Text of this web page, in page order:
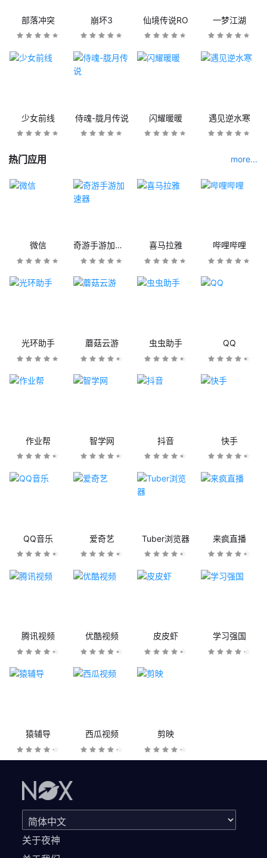
部落冲突 崩坏3 仙境传说RO 一梦江湖
少女前线 侍魂-胧月传说 闪耀暖暖 遇见逆水寒
热门应用 more...
微信 奇游手游加速器 喜马拉雅 哔哩哔哩
光环助手 蘑菇云游 虫虫助手 QQ
作业帮 智学网 抖音 快手
QQ音乐 爱奇艺 Tuber浏览器 来疯直播
腾讯视频 优酷视频 皮皮虾 学习强国
猿辅导 西瓜视频 剪映
关于夜神